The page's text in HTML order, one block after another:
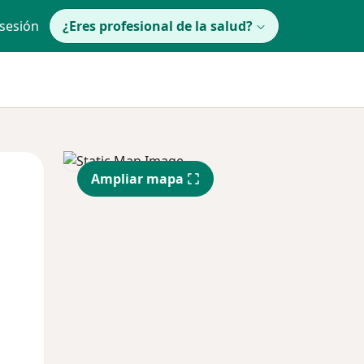
¿Eres profesional de la salud?
lunes
10 Ago
Mar
11 Ago
Ampliar mapa